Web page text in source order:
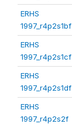
ERHS
1997_r4p2s1bf
ERHS
1997_r4p2s1cf
ERHS
1997_r4p2s1df
ERHS
1997_r4p2s2f